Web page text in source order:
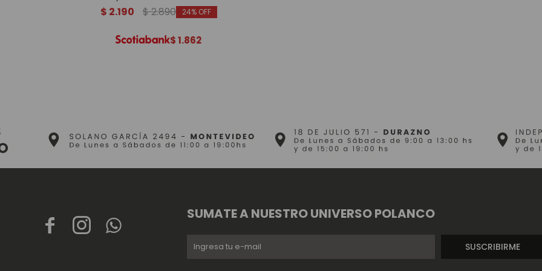
$ 2.190 $2.890 24
$1.862
  
SUMATE A NUESTRO UNIVERSO POLANCO
SUSCRIBIRME